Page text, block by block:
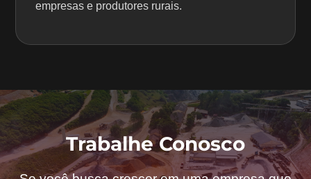
empresas e produtores rurais.
Trabalhe Conosco